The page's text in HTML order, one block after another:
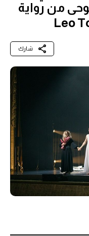
من رواية
شارك